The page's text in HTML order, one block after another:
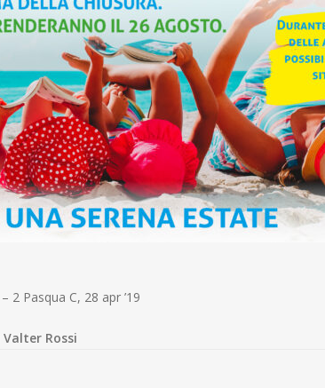
2 Pasqua C, 28 apr ’19
Valter Rossi